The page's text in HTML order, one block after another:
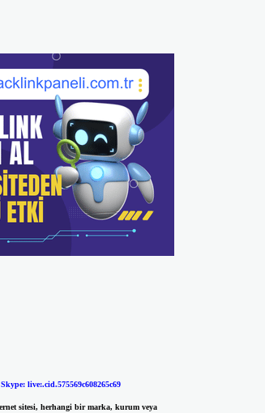
Skype: live:.cid.575569c608265c69
sitesi, herhangi bir marka, kurum veya